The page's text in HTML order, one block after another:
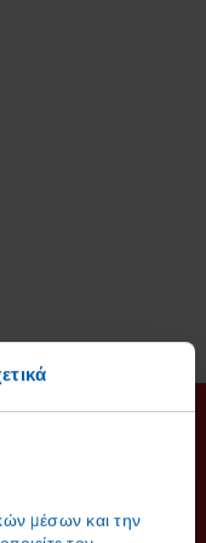
μέσων και την